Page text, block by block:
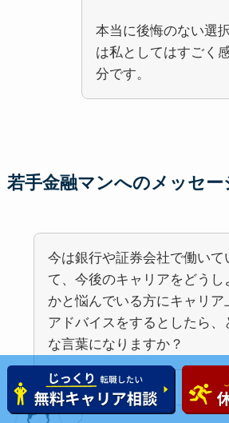
本当に後悔のない選
は私としてはすごく
分です。
若手金融マンへのメッセー
今は銀行や証券会社で働いて
て、今後のキャリアをどうし
かと悩んでいる方にキャリア
アドバイスをするとしたら、
な言葉になりますか？